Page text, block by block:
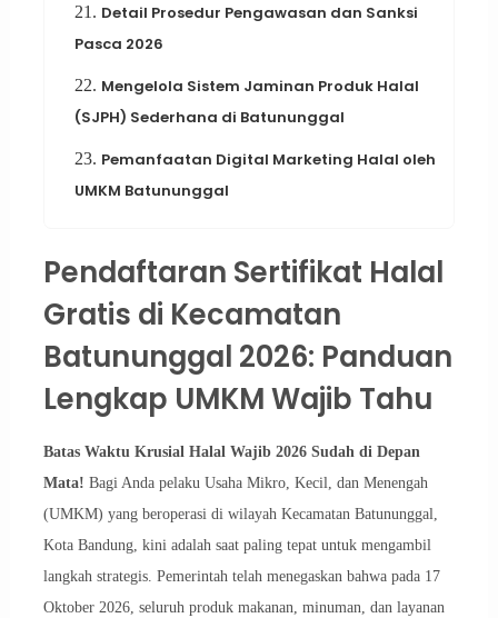
21. Detail Prosedur Pengawasan dan Sanksi
Pasca 2026
22. Mengelola Sistem Jaminan Produk Halal
(SJPH) Sederhana di Batununggal
23. Pemanfaatan Digital Marketing Halal oleh
UMKM Batununggal
Pendaftaran Sertifikat Halal
Gratis di Kecamatan
Batununggal 2026: Panduan
Lengkap UMKM Wajib Tahu
Batas Waktu Krusial Halal Wajib 2026 Sudah di Depan
Mata! Bagi Anda pelaku Usaha Mikro, Kecil, dan Menengah
(UMKM) yang beroperasi di wilayah Kecamatan Batununggal,
Kota Bandung, kini adalah saat paling tepat untuk mengambil
langkah strategis. Pemerintah telah menegaskan bahwa pada 17
Oktober 2026, seluruh produk makanan, minuman, dan layanan